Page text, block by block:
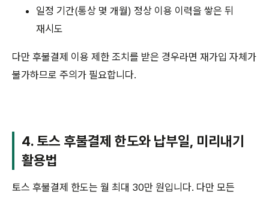
일정 기간(통상 몇 개월) 정상 이용 이력을 쌓은 뒤
재시도
다만 후불결제 이용 제한 조치를 받은 경우라면 재가입 자체가
불가하므로 주의가 필요합니다.
4. 토스 후불결제 한도와 납부일, 미리내기
활용법
토스 후불결제 한도는 월 최대 30만 원입니다. 다만 모든